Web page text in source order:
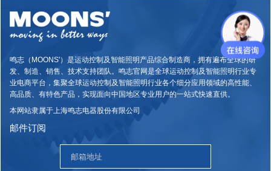
鸣志（MOONS'）是运动控制及智能照明产品综合制造商，拥有遍布全球的研
发、制造、销售、技术支持团队。鸣志官网是全球运动控制及智能照明行业专
业电商平台，集聚全球运动控制及智能照明行业各个细分应用领域的高性能、
高品质、有特色产品，实现面向中国地区专业用户的一站式快速直供。
本网站隶属于上海鸣志电器股份有限公司
邮件订阅